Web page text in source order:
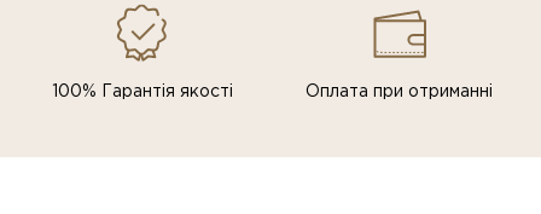
100% Гарантія якості Оплата при отриманні